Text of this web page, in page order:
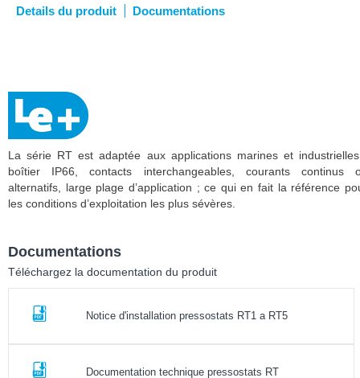
Details du produit Documentations
La série RT est adaptée aux applications marines et
boîtier IP66, contacts interchangeables, courants continus
alternatifs, large plage d’application ; ce qui en fait la référence
les conditions d’exploitation les plus sévères.
Documentations
Téléchargez la documentation du produit
Notice d'installation pressostats RT1 a RT5
Documentation technique pressostats RT